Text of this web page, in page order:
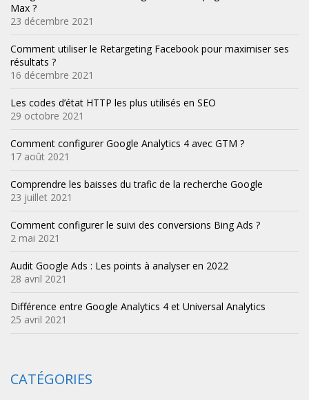
Max ?
23 décembre 2021
Comment utiliser le Retargeting Facebook pour maximiser ses
résultats ?
16 décembre 2021
Les codes d’état HTTP les plus utilisés en SEO
29 octobre 2021
Comment configurer Google Analytics 4 avec GTM ?
17 août 2021
Comprendre les baisses du trafic de la recherche Google
23 juillet 2021
Comment configurer le suivi des conversions Bing Ads ?
2 mai 2021
Audit Google Ads : Les points à analyser en 2022
28 avril 2021
Différence entre Google Analytics 4 et Universal Analytics
25 avril 2021
CATÉGORIES